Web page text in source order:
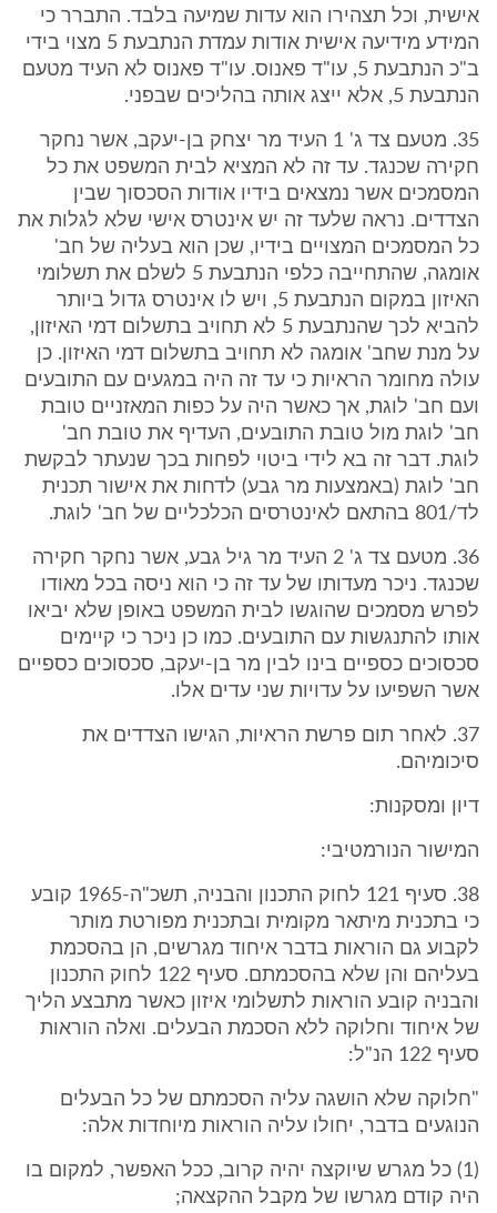
אישית, וכל תצהירו הוא עדות שמיעה בלבד. התברר כי
המידע מידיעה אישית אודות עמדת הנתבעת 5 מצוי בידי
ב"כ הנתבעת 5, עו"ד פאנוס. עו"ד פאנוס לא העיד מטעם
הנתבעת 5, אלא ייצג אותה בהליכים שבפני.
35. מטעם צד ג' 1 העיד מר יצחק בן-יעקב, אשר נחקר
חקירה שכנגד. עד זה לא המציא לבית המשפט את כל
המסמכים אשר נמצאים בידיו אודות הסכסוך שבין
הצדדים. נראה שלעד זה יש אינטרס אישי שלא לגלות את
כל המסמכים המצויים בידיו, שכן הוא בעליה של חב'
אומגה, שהתחייבה כלפי הנתבעת 5 לשלם את תשלומי
האיזון במקום הנתבעת 5, ויש לו אינטרס גדול ביותר
להביא לכך שהנתבעת 5 לא תחויב בתשלום דמי האיזון,
על מנת שחב' אומגה לא תחויב בתשלום דמי האיזון. כן
עולה מחומר הראיות כי עד זה היה במגעים עם התובעים
ועם חב' לוגת, אך כאשר היה על כפות המאזניים טובת
חב' לוגת מול טובת התובעים, העדיף את טובת חב'
לוגת. דבר זה בא לידי ביטוי לפחות בכך שנעתר לבקשת
חב' לוגת (באמצעות מר גבע) לדחות את אישור תכנית
לד/801 בהתאם לאינטרסים הכלכליים של חב' לוגת.
36. מטעם צד ג' 2 העיד מר גיל גבע, אשר נחקר חקירה
שכנגד. ניכר מעדותו של עד זה כי הוא ניסה בכל מאודו
לפרש מסמכים שהוגשו לבית המשפט באופן שלא יביאו
אותו להתנגשות עם התובעים. כמו כן ניכר כי קיימים
סכסוכים כספיים בינו לבין מר בן-יעקב, סכסוכים כספיים
אשר השפיעו על עדויות שני עדים אלו.
37. לאחר תום פרשת הראיות, הגישו הצדדים את
סיכומיהם.
דיון ומסקנות:
המישור הנורמטיבי:
38. סעיף 121 לחוק התכנון והבניה, תשכ"ה-1965 קובע
כי בתכנית מיתאר מקומית ובתכנית מפורטת מותר
לקבוע גם הוראות בדבר איחוד מגרשים, הן בהסכמת
בעליהם והן שלא בהסכמתם. סעיף 122 לחוק התכנון
והבניה קובע הוראות לתשלומי איזון כאשר מתבצע הליך
של איחוד וחלוקה ללא הסכמת הבעלים. ואלה הוראות
סעיף 122 הנ"ל:
"חלוקה שלא הושגה עליה הסכמתם של כל הבעלים
הנוגעים בדבר, יחולו עליה הוראות מיוחדות אלה:
(1) כל מגרש שיוקצה יהיה קרוב, ככל האפשר, למקום בו
היה קודם מגרשו של מקבל ההקצאה;